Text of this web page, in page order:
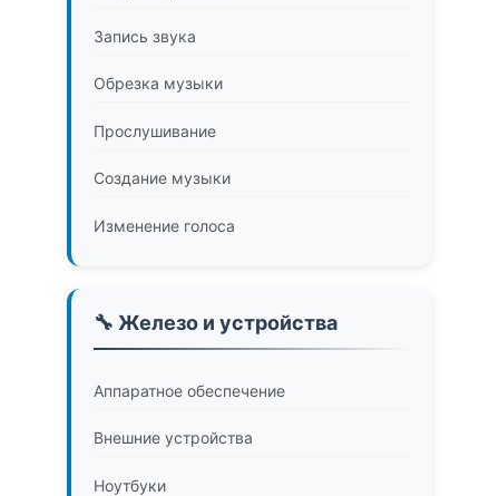
Запись звука
Обрезка музыки
Прослушивание
Создание музыки
Изменение голоса
🔧 Железо и устройства
Аппаратное обеспечение
Внешние устройства
Ноутбуки